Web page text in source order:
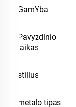
GamYba
Pavyzdinio
laikas
stilius
metalo tipas